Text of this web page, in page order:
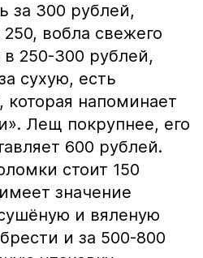
за 300 рублей,
вобла свежего
в 250-300 рублей,
сухую, есть
которая напоминает
Лещ покрупнее, его
600 рублей.
стоит 150
значение
и вяленую
и за 500-800